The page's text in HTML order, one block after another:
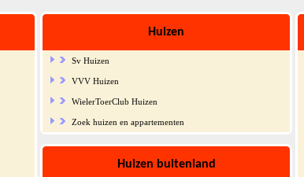
Huizen
Sv Huizen
VVV Huizen
WielerToerClub Huizen
Zoek huizen en appartementen
Huizen buitenland